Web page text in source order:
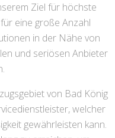
Ziel für höchste
eine große Anzahl
in der Nähe von
und seriösen Anbieter
von Bad König
welcher
gewährleisten kann.